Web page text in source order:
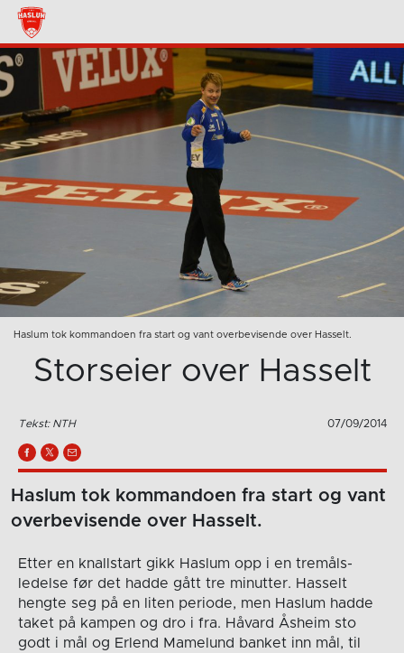
Haslum tok kommandoen fra start og vant overbevisende over Hasselt.
Storseier over Hasselt
Tekst: NTH 07/09/2014
Haslum tok kommandoen fra start og vant
overbevisende over Hasselt.
Etter en knallstart gikk Haslum opp i en tremåls-
ledelse før det hadde gått tre minutter. Hasselt
hengte seg på en liten periode, men Haslum hadde
taket på kampen og dro i fra. Håvard Åsheim sto
godt i mål og Erlend Mamelund banket inn mål, til